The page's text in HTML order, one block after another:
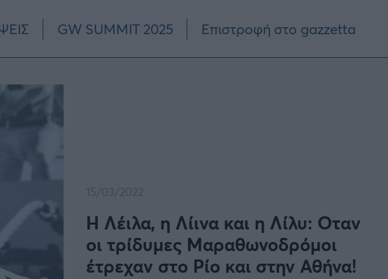
GW SUMMIT 2025 Επιστροφή στο gazzetta
H Λέιλα, η Λίινα και η Λίλυ: Οταν
οι τρίδυμες Μαραθωνοδρόμοι
έτρεχαν στο Ρίο και στην Αθήνα!